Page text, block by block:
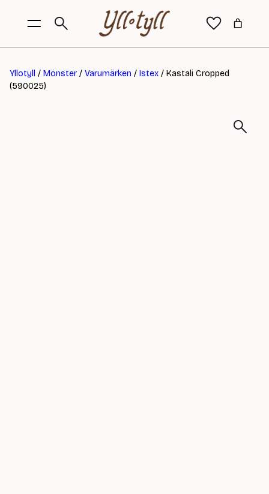
Yllotyll / Mönster/ Varumärken / Istex / Kastali Cropped
(590025)